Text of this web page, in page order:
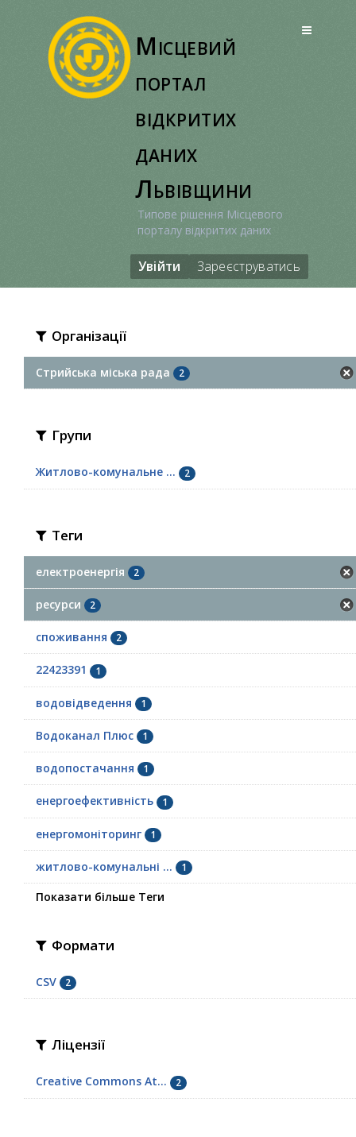
Місцевий
портал
відкритих
даних
Львівщини
Типове рішення Місцевого
порталу відкритих даних
Увійти Зареєструватись
Організації
Стрийська міська рада 2
Групи
Житлово-комунальне ... 2
Теги
електроенергія 2
ресурси 2
споживання 2
22423391 1
водовідведення 1
Водоканал Плюс 1
водопостачання 1
енергоефективність 1
енергомоніторинг 1
житлово-комунальні ... 1
Показати більше Теги
Формати
CSV 2
Ліцензії
Creative Commons At... 2